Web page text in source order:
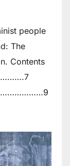
people
The
Contents